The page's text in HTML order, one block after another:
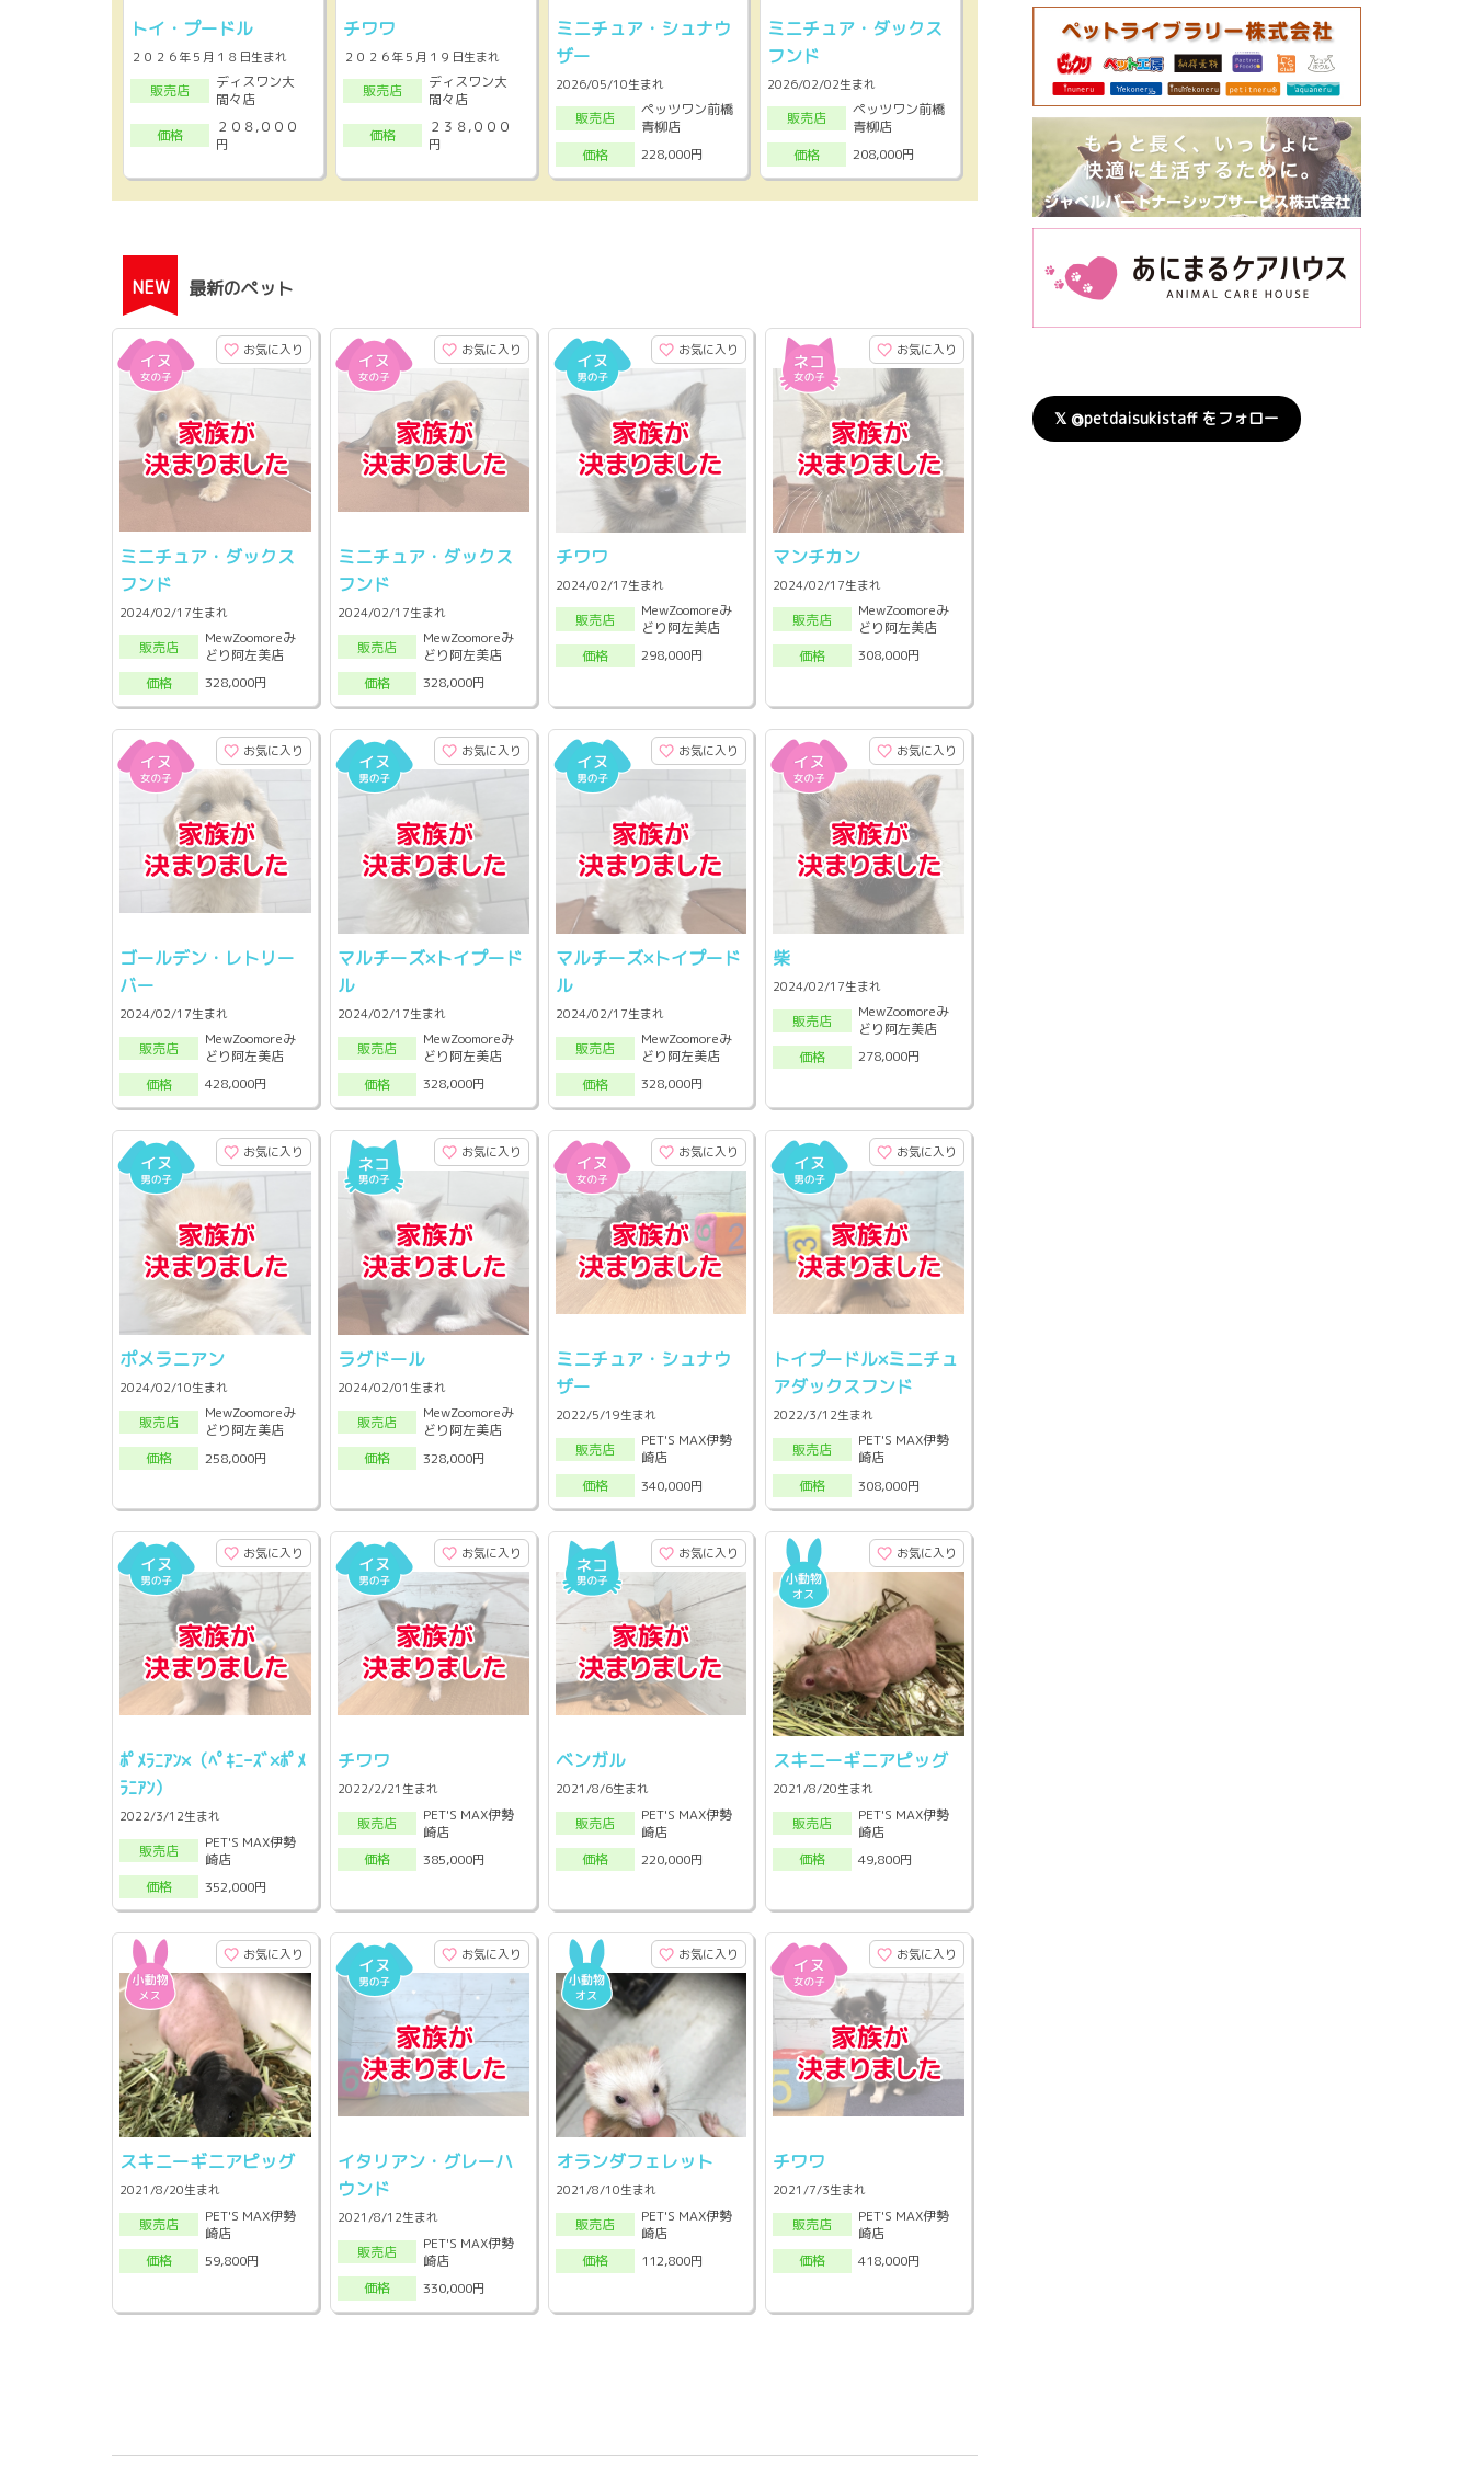
トイ・プードル
２０２６年５月１８日生まれ
販売店
ディスワン大
間々店
価格
２０８,０００
円
チワワ
２０２６年５月１９日生まれ
販売店
ディスワン大
間々店
価格
２３８,０００
円
ミニチュア・シュナウ
ザー
2026/05/10生まれ
販売店
ペッツワン前橋
青柳店
価格
228,000円
ミニチュア・ダックス
フンド
2026/02/02生まれ
販売店
ペッツワン前橋
青柳店
価格
208,000円
NEW 最新のペット
お気に入り
ミニチュア・ダックス
フンド
2024/02/17生まれ
販売店
MewZoomoreみ
どり阿左美店
価格
328,000円
お気に入り
ミニチュア・ダックス
フンド
2024/02/17生まれ
販売店
MewZoomoreみ
どり阿左美店
価格
328,000円
お気に入り
チワワ
2024/02/17生まれ
販売店
MewZoomoreみ
どり阿左美店
価格
298,000円
お気に入り
マンチカン
2024/02/17生まれ
販売店
MewZoomoreみ
どり阿左美店
価格
308,000円
お気に入り
ゴールデン・レトリー
バー
2024/02/17生まれ
販売店
MewZoomoreみ
どり阿左美店
価格
428,000円
お気に入り
マルチーズ×トイプード
ル
2024/02/17生まれ
販売店
MewZoomoreみ
どり阿左美店
価格
328,000円
お気に入り
マルチーズ×トイプード
ル
2024/02/17生まれ
販売店
MewZoomoreみ
どり阿左美店
価格
328,000円
お気に入り
柴
2024/02/17生まれ
販売店
MewZoomoreみ
どり阿左美店
価格
278,000円
お気に入り
ポメラニアン
2024/02/10生まれ
販売店
MewZoomoreみ
どり阿左美店
価格
258,000円
お気に入り
ラグドール
2024/02/01生まれ
販売店
MewZoomoreみ
どり阿左美店
価格
328,000円
お気に入り
ミニチュア・シュナウ
ザー
2022/5/19生まれ
販売店
PET'S MAX伊勢
崎店
価格
340,000円
お気に入り
トイプードル×ミニチュ
アダックスフンド
2022/3/12生まれ
販売店
PET'S MAX伊勢
崎店
価格
308,000円
お気に入り
ﾎﾟﾒﾗﾆｱﾝ×（ﾍﾟｷﾆｰｽﾞ×ﾎﾟﾒ
ﾗﾆｱﾝ）
2022/3/12生まれ
販売店
PET'S MAX伊勢
崎店
価格
352,000円
お気に入り
チワワ
2022/2/21生まれ
販売店
PET'S MAX伊勢
崎店
価格
385,000円
お気に入り
ベンガル
2021/8/6生まれ
販売店
PET'S MAX伊勢
崎店
価格
220,000円
お気に入り
スキニーギニアピッグ
2021/8/20生まれ
販売店
PET'S MAX伊勢
崎店
価格
49,800円
お気に入り
スキニーギニアピッグ
2021/8/20生まれ
販売店
PET'S MAX伊勢
崎店
価格
59,800円
お気に入り
イタリアン・グレーハ
ウンド
2021/8/12生まれ
販売店
PET'S MAX伊勢
崎店
価格
330,000円
お気に入り
オランダフェレット
2021/8/10生まれ
販売店
PET'S MAX伊勢
崎店
価格
112,800円
お気に入り
チワワ
2021/7/3生まれ
販売店
PET'S MAX伊勢
崎店
価格
418,000円
𝕏 @petdaisukistaff をフォロー